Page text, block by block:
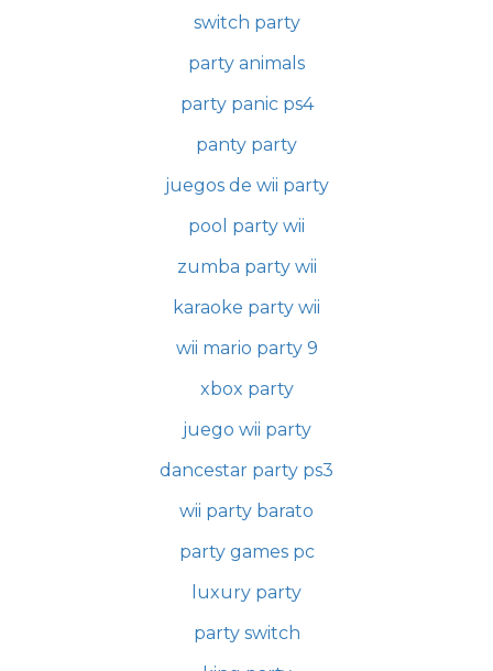
switch party
party animals
party panic ps4
panty party
juegos de wii party
pool party wii
zumba party wii
karaoke party wii
wii mario party 9
xbox party
juego wii party
dancestar party ps3
wii party barato
party games pc
luxury party
party switch